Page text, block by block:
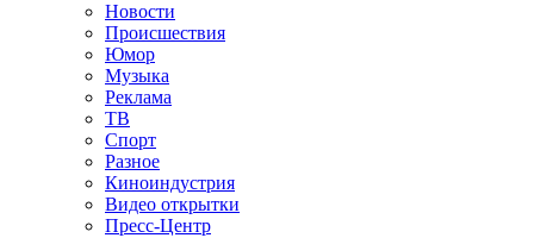
Новости
Происшествия
Юмор
Музыка
Реклама
ТВ
Спорт
Разное
Киноиндустрия
Видео открытки
Пресс-Центр